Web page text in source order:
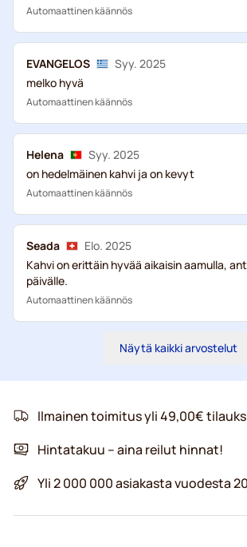
Automaattinen käännös
EVANGELOS
Syy. 2025
melko hyvä
Automaattinen käännös
Helena
Syy. 2025
on hedelmäinen kahvi ja on kevyt
Automaattinen käännös
Seada
Elo. 2025
Kahvi on erittäin hyvää aikaisin aamulla,
päivälle.
Automaattinen käännös
Näytä kaikki arvostelut
Ilmainen toimitus yli 49,00€
Hintatakuu – aina reilut hinnat!
Yli 2 000 000 asiakasta vuodesta